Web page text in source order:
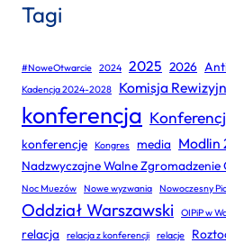
Tagi
#NoweOtwarcie 2024 2025 2026
Kadencja 2024-2028 Komisja
konferencja
konferencje Kongres media Modlin
Nadzwyczajne Walne Zgromadzenie
Noc Muezów Nowe wyzwania Nowoczesny
Oddział Warszawski OIPiP w
relacja relacja z konferencji relacje